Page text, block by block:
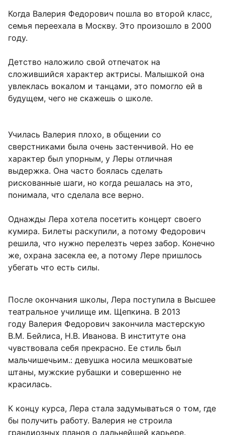
Когда Валерия Федорович пошла во второй класс,
семья переехала в Москву. Это произошло в 2000
году.
Детство наложило свой отпечаток на
сложившийся характер актрисы. Малышкой она
увлеклась вокалом и танцами, это помогло ей в
будущем, чего не скажешь о школе.
Училась Валерия плохо, в общении со
сверстниками была очень застенчивой. Но ее
характер был упорным, у Леры отличная
выдержка. Она часто боялась сделать
рискованные шаги, но когда решалась на это,
понимала, что сделала все верно.
Однажды Лера хотела посетить концерт своего
кумира. Билеты раскупили, а потому Федорович
решила, что нужно перелезть через забор. Конечно
же, охрана засекла ее, а потому Лере пришлось
убегать что есть силы.
После окончания школы, Лера поступила в Высшее
театральное училище им. Щепкина. В 2013
году Валерия Федорович закончила мастерскую
В.М. Бейлиса, Н.В. Иванова. В институте она
чувствовала себя прекрасно. Ее стиль был
мальчишечьим.: девушка носила мешковатые
штаны, мужские рубашки и совершенно не
красилась.
К концу курса, Лера стала задумываться о том, где
бы получить работу. Валерия не строила
грандиозных планов о дальнейшей карьере.